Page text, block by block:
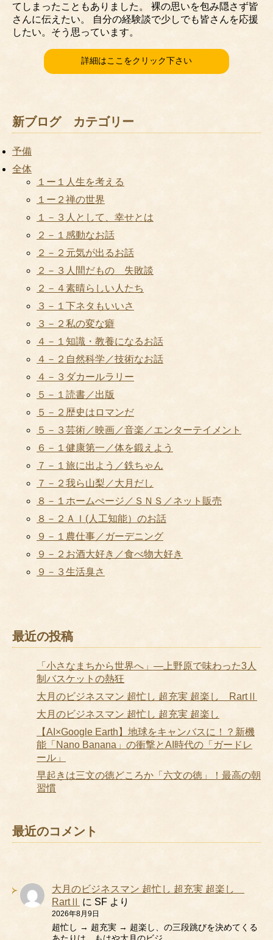
てしまったこともありました。 裸の思いを包み隠さず皆
さんに伝えたい。 自分の経験談で少しでも皆さんを応援
したい。そう思っています。
詳細はここをクリック下さい
新ブログ カテゴリー
予備
全体
１ー１人生を考える
１ー２禅の世界
１－３人として、幸せとは
２－１感動なお話
２－２元気が出るお話
２－３人間だもの 失敗談
２－４素晴らしい人たち
３－１下ネタもいいさ
３－２私の変な癖
４－１知識・教養になるお話
４－２自然科学／技術なお話
４－３ダカールラリー
５－１読書／出版
５－２歴史はロマンだ
５－３芸術／映画／音楽／エンターテイメント
６－１健康第一／体を鍛えよう
７－１旅に出よう／鉄ちゃん
７－２我ら山梨／大月だし
８－１ホームぺージ／ＳＮＳ／ネット販売
８－２ＡＩ(人工知能）のお話
９－１農仕事／ガーデニング
９－２お酒大好き／食べ物大好き
９－３生活臭さ
最近の投稿
「小さなまちから世界へ」―上野原で味わった3人
制バスケットの熱狂
大月のビジネスマン 超忙し 超充実 超楽し RartⅡ
大月のビジネスマン 超忙し 超充実 超楽し
【AI×Google Earth】地球をキャンバスに！？新機
能「Nano Banana」の衝撃とAI時代の「ガードレ
ール」
早起きは三文の徳どころか「六文の徳」！最高の朝
習慣
最近のコメント
大月のビジネスマン 超忙し 超充実 超楽し
RartⅡ に SF より
2026年8月9日
超忙し → 超充実 → 超楽し、の三段跳びを決めてくる
あたりは、もはや大月のビジ…